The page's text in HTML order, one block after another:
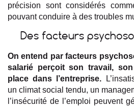
précision sont considérés
pouvant conduire à des troubles
Des facteurs
On entend par facteurs
salarié perçoit son travail,
place dans l’entreprise.
un climat social tendu, un
l’insécurité de l’emploi peuvent